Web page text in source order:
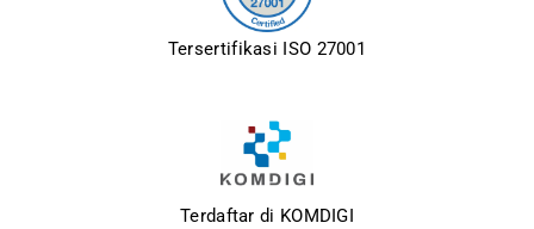
Tersertifikasi ISO 27001
Terdaftar di KOMDIGI